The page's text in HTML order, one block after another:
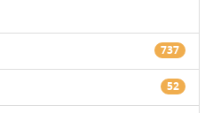
737
52